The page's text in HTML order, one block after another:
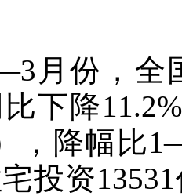
3 月份，全
下降11.2%
，降幅比1
投资13531